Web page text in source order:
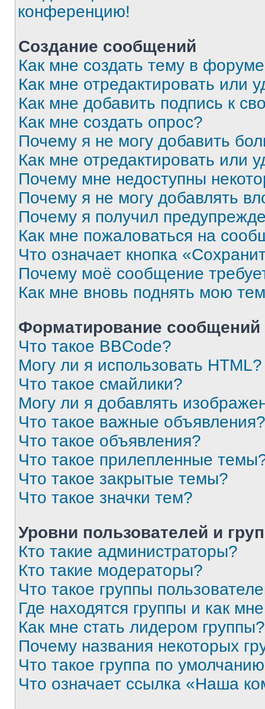
конференцию!
Создание сообщений
Как мне создать тему в
Как мне отредактировать или
Как мне добавить подпись к
Как мне создать опрос?
Почему я не могу добавить
Как мне отредактировать или
Почему мне недоступны
Почему я не могу добавлять
Почему я получил
Как мне пожаловаться на
Что означает кнопка
Почему моё сообщение
Как мне вновь поднять мою
Форматирование
Что такое BBCode?
Могу ли я использовать HTML?
Что такое смайлики?
Могу ли я добавлять
Что такое важные объявления?
Что такое объявления?
Что такое прилепленные
Что такое закрытые темы?
Что такое значки тем?
Уровни пользователей и
Кто такие администраторы?
Кто такие модераторы?
Что такое группы
Где находятся группы и как
Как мне стать лидером группы?
Почему названия некоторых
Что такое группа по
Что означает ссылка «Наша